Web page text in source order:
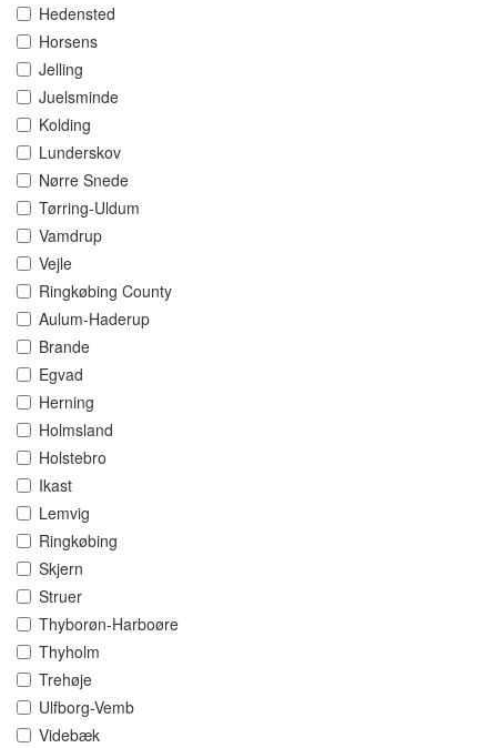
Hedensted
Horsens
Jelling
Juelsminde
Kolding
Lunderskov
Nørre Snede
Tørring-Uldum
Vamdrup
Vejle
Ringkøbing County
Aulum-Haderup
Brande
Egvad
Herning
Holmsland
Holstebro
Ikast
Lemvig
Ringkøbing
Skjern
Struer
Thyborøn-Harboøre
Thyholm
Trehøje
Ulfborg-Vemb
Videbæk